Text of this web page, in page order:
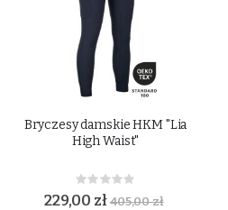
Bryczesy damskie HKM "Lia
High Waist"
Rating:
0%
229,00 zł405,00 zł